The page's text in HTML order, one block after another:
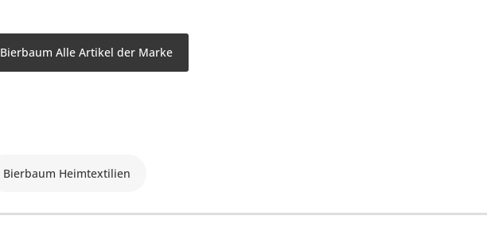
Bierbaum Alle Artikel der Marke
Bierbaum Heimtextilien